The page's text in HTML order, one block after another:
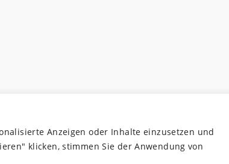
Anzeigen oder Inhalte einzusetzen und
klicken, stimmen Sie der Anwendung von